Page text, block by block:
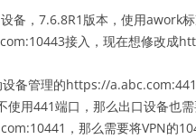
备，7.6.8R1版本，使用awork
接入，现在想修改成
设备管理的https://
使用441端口，那么出口设备也
，那么需要将VPN的